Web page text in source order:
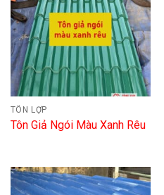
TÔN LỢP
Tôn Giả Ngói Màu Xanh Rêu